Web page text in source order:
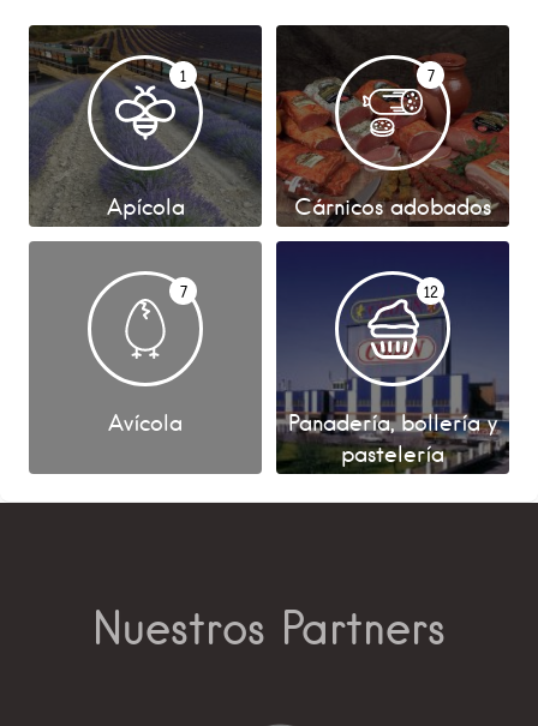
1
Apícola
7
Cárnicos adobados
7
Avícola
12
Panadería, bollería y
pastelería
Nuestros Partners